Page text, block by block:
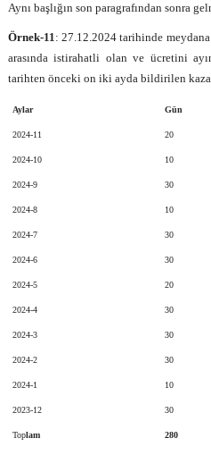
Aynı başlığın son paragrafından sonra
Örnek-11: 27.12.2024 tarihinde
arasında istirahatli olan ve ücretini
tarihten önceki on iki ayda bildirilen
Aylar Gün
2024-11 20
2024-10 10
2024-9 30
2024-8 10
2024-7 30
2024-6 30
2024-5 20
2024-4 30
2024-3 30
2024-2 30
2024-1 10
2023-12 30
Toplam 280